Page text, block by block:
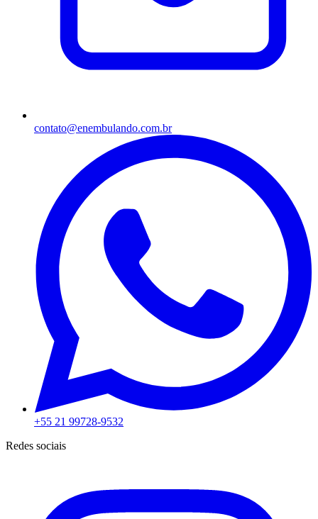
contato@enembulando.com.br
+55 21 99728-9532
Redes sociais